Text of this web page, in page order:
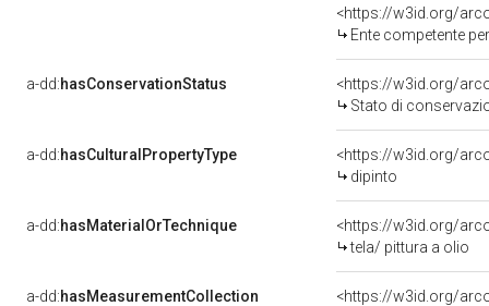
<https://w3id.org/
Ente competente
a-dd:hasConservationStatus
<https://w3id.org/
Stato di
a-dd:hasCulturalPropertyType
<https://w3id.org/
dipinto
a-dd:hasMaterialOrTechnique
<https://w3id.org/
tela/ pittura a olio
a-dd:hasMeasurementCollection
<https://w3id.org/